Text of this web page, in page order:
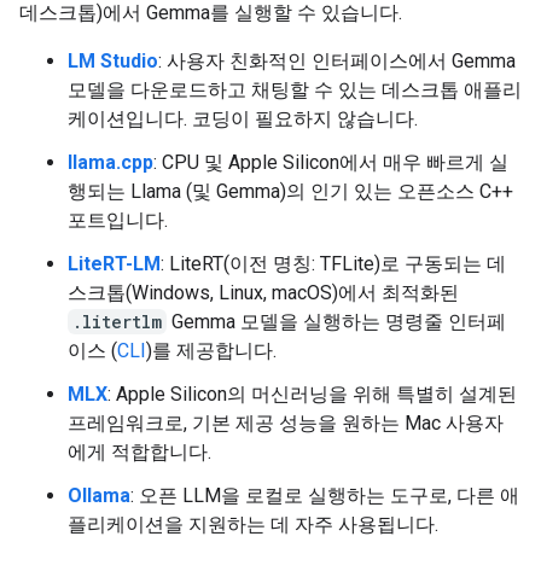
데스크톱)에서 Gemma를 실행할 수 있습니다.
LM Studio: 사용자 친화적인 인터페이스에서 Gemma
모델을 다운로드하고 채팅할 수 있는 데스크톱 애플리
케이션입니다. 코딩이 필요하지 않습니다.
llama.cpp: CPU 및 Apple Silicon에서 매우 빠르게 실
행되는 Llama (및 Gemma)의 인기 있는 오픈소스 C++
포트입니다.
LiteRT-LM: LiteRT(이전 명칭: TFLite)로 구동되는 데
스크톱(Windows, Linux, macOS)에서 최적화된
.litertlm Gemma 모델을 실행하는 명령줄 인터페
이스 (CLI)를 제공합니다.
MLX: Apple Silicon의 머신러닝을 위해 특별히 설계된
프레임워크로, 기본 제공 성능을 원하는 Mac 사용자
에게 적합합니다.
Ollama: 오픈 LLM을 로컬로 실행하는 도구로, 다른 애
플리케이션을 지원하는 데 자주 사용됩니다.